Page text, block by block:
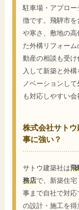
駐車場・アプロ
徴です。飛騨市
や寒さ、敷地の高
た外構リフォー
動産の相談も受
入して新築と外
ノベーションし
も対応しやすい会
株式会社サト
事に強い？
サトウ建築社は飛
務店で、新築住
事まで自社で対
の設計・施工を